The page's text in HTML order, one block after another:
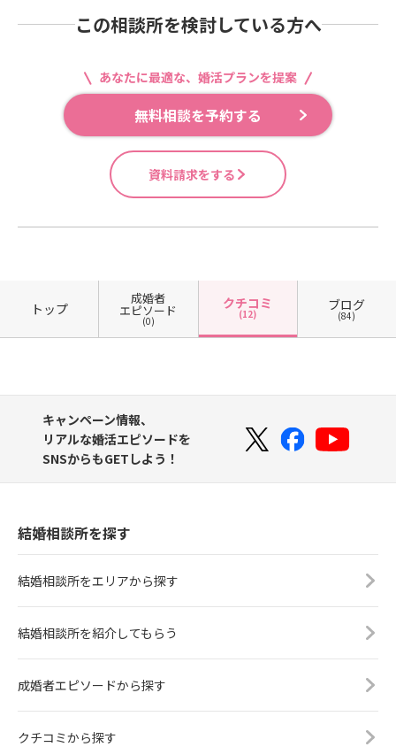
この相談所を検討している方へ
あなたに最適な、婚活プランを提案
無料相談を予約する
資料請求をする
トップ
成婚者
エピソード
(0)
クチコミ
(12)
ブログ
(84)
キャンペーン情報、
リアルな婚活エピソードを
SNSからもGETしよう！
結婚相談所を探す
結婚相談所をエリアから探す
結婚相談所を紹介してもらう
成婚者エピソードから探す
クチコミから探す